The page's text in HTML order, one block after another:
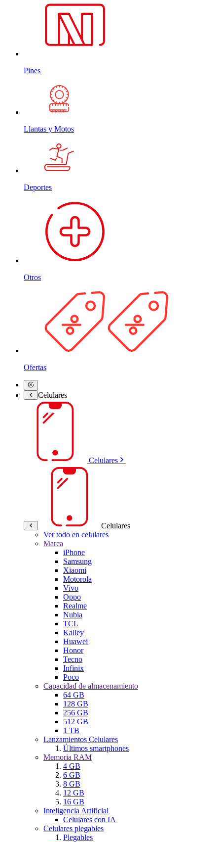
Pines
Llantas y Motos
Deportes
Otros
Ofertas
Celulares
Celulares
Celulares
Ver todo en celulares
Marca
iPhone
Samsung
Xiaomi
Motorola
Vivo
Oppo
Realme
Nubia
TCL
Kalley
Huawei
Honor
Tecno
Infinix
Poco
Capacidad de almacenamiento
64 GB
128 GB
256 GB
512 GB
1 TB
Lanzamientos Celulares
Últimos smartphones
Memoria RAM
4 GB
6 GB
8 GB
12 GB
16 GB
Inteligencia Artificial
Celulares con IA
Celulares plegables
Plegables